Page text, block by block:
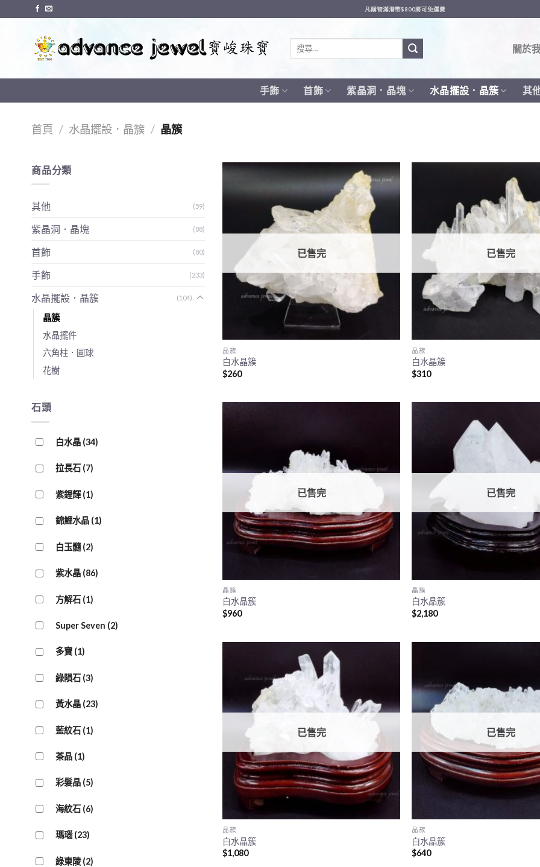
to
凡購物滿港幣$800將可免運費
鍵
關於
手飾 首飾 紫晶洞．晶塊 水晶擺設．晶簇 其
首頁 / 水晶擺設．晶簇 / 晶簇
商品分類
其他 (59)
紫晶洞．晶塊 (88)
首飾 (80)
手飾 (233)
水晶擺設．晶簇 (104)
晶簇
水晶擺件
六角柱．圓球
花樹
石頭
白水晶 (34)
拉長石 (7)
紫鋰輝 (1)
錦鯉水晶 (1)
白玉髓 (2)
紫水晶 (86)
方解石 (1)
Super Seven (2)
多寶 (1)
綠隕石 (3)
黃水晶 (23)
藍紋石 (1)
茶晶 (1)
彩髮晶 (5)
海紋石 (6)
瑪瑙 (23)
綠東陵 (2)
已售完
晶簇
白水晶簇
$260
已售完
晶簇
白水晶簇
$310
已售完
晶簇
白水晶簇
$960
已售完
晶簇
白水晶簇
$2,180
已售完
晶簇
白水晶簇
$1,080
已售完
晶簇
白水晶簇
$640